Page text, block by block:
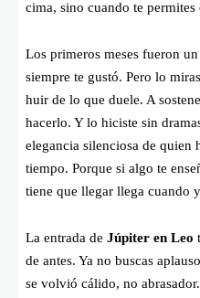
cima, sino cuando te permites
Los primeros meses fueron
siempre te gustó. Pero lo
huir de lo que duele. A
hacerlo. Y lo hiciste sin
elegancia silenciosa de quien
tiempo. Porque si algo te
tiene que llegar llega cuando
La entrada de Júpiter en Leo
de antes. Ya no buscas
se volvió cálido, no